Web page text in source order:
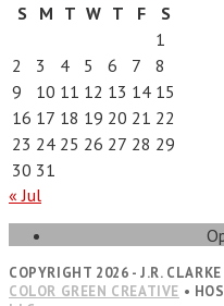
S
M T W T F
S
1
2
3 4 5 6 7
8
9
10 11 12 13 14 15
16 17 18 19 20 21 22
23 24 25 26 27 28 29
30 31
« Jul
COPYRIGHT 2026 - J.R.
COLOR GREEN CREATIVE •